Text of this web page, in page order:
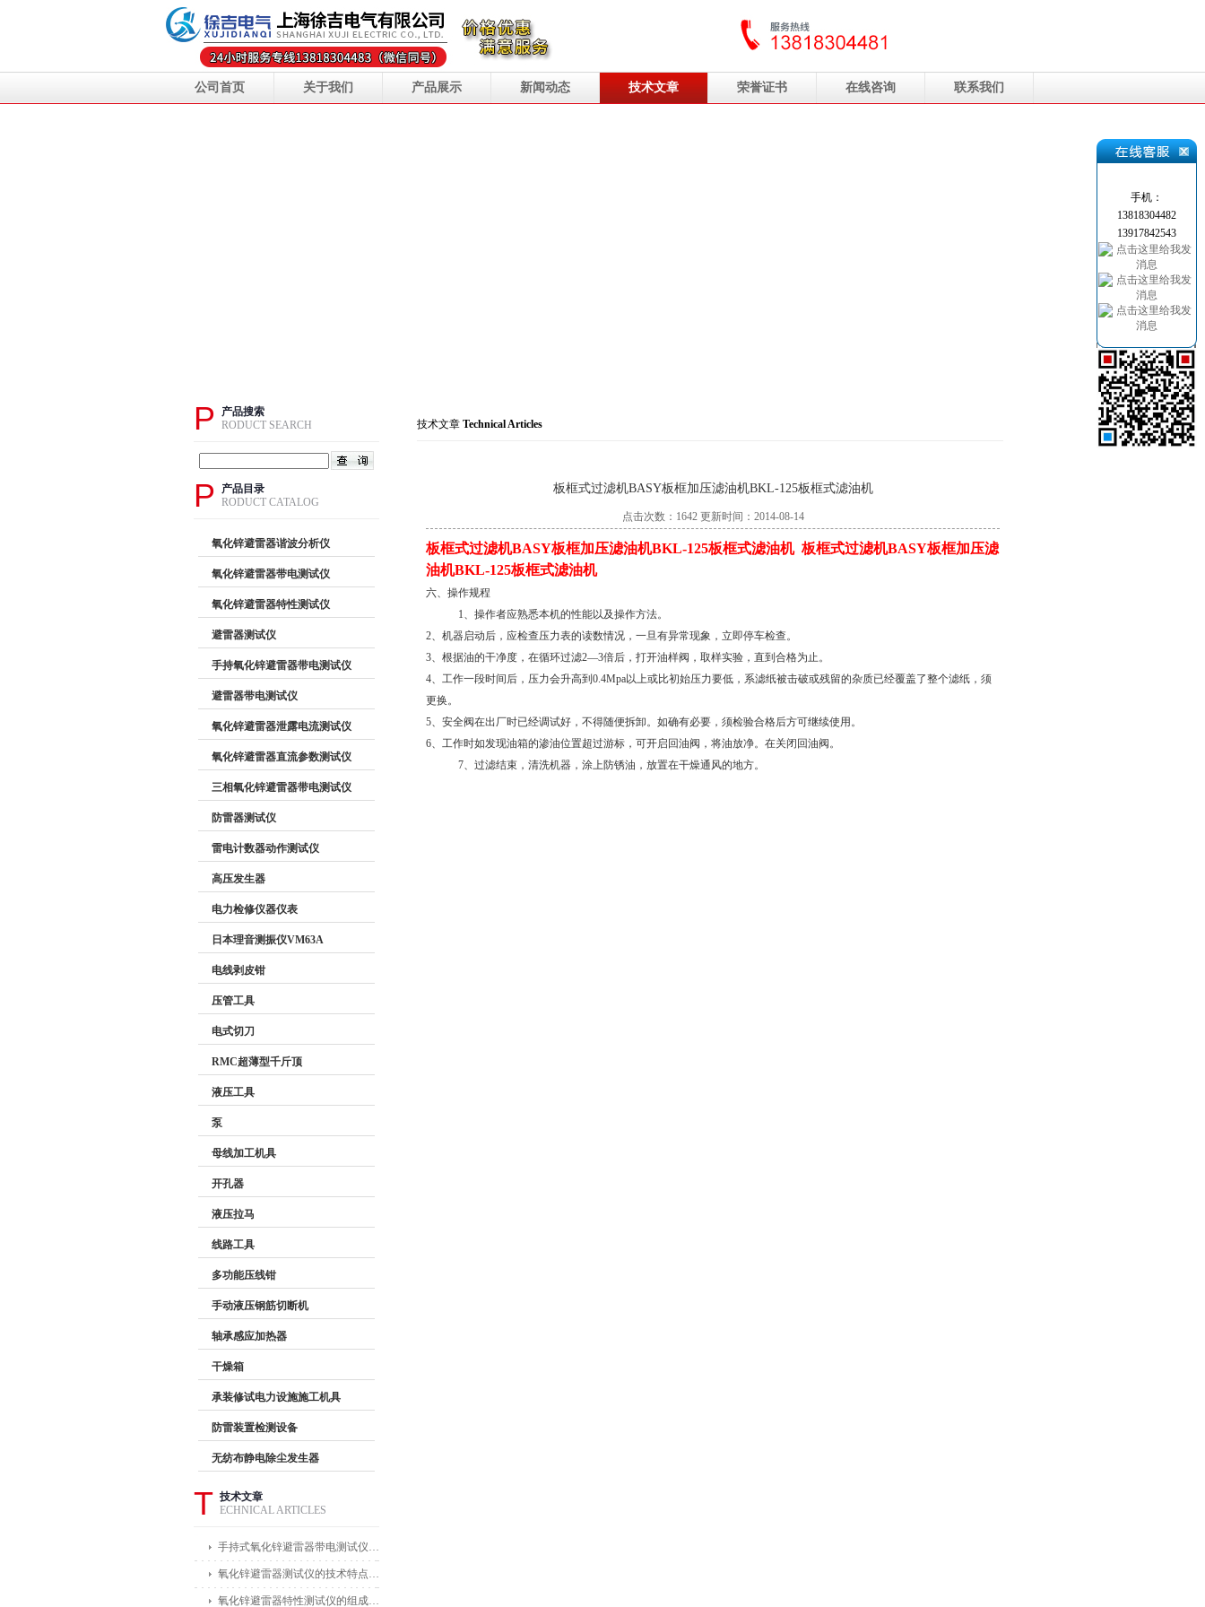
公司首页 关于我们 产品展示 新闻动态 技术文章 荣誉证书 在线咨询 联系我们
技术文章 Technical Articles
板框式过滤机BASY板框加压滤油机BKL-125板框式滤油机
点击次数：1642 更新时间：2014-08-14
板框式过滤机BASY板框加压滤油机BKL-125板框式滤油机 板框式过滤机BASY板框加压滤
油机BKL-125板框式滤油机
六、操作规程
1、操作者应熟悉本机的性能以及操作方法。
2、机器启动后，应检查压力表的读数情况，一旦有异常现象，立即停车检查。
3、根据油的干净度，在循环过滤2—3倍后，打开油样阀，取样实验，直到合格为止。
4、工作一段时间后，压力会升高到0.4Mpa以上或比初始压力要低，系滤纸被击破或残留的杂质已经覆盖了整个滤纸，须
更换。
5、安全阀在出厂时已经调试好，不得随便拆卸。如确有必要，须检验合格后方可继续使用。
6、工作时如发现油箱的渗油位置超过游标，可开启回油阀，将油放净。在关闭回油阀。
7、过滤结束，清洗机器，涂上防锈油，放置在干燥通风的地方。
P
产品搜索
RODUCT SEARCH
P
产品目录
RODUCT CATALOG
氧化锌避雷器谐波分析仪
氧化锌避雷器带电测试仪
氧化锌避雷器特性测试仪
避雷器测试仪
手持氧化锌避雷器带电测试仪
避雷器带电测试仪
氧化锌避雷器泄露电流测试仪
氧化锌避雷器直流参数测试仪
三相氧化锌避雷器带电测试仪
防雷器测试仪
雷电计数器动作测试仪
高压发生器
电力检修仪器仪表
日本理音测振仪VM63A
电线剥皮钳
压管工具
电式切刀
RMC超薄型千斤顶
液压工具
泵
母线加工机具
开孔器
液压拉马
线路工具
多功能压线钳
手动液压钢筋切断机
轴承感应加热器
干燥箱
承装修试电力设施施工机具
防雷装置检测设备
无纺布静电除尘发生器
T 技术文章
ECHNICAL ARTICLES
手持式氧化锌避雷器带电测试仪能在不拆卸避雷器的情况下进行带电测试
氧化锌避雷器测试仪的技术特点体现在哪些方面？
氧化锌避雷器特性测试仪的组成部分及其作用
手机：
13818304482
13917842543